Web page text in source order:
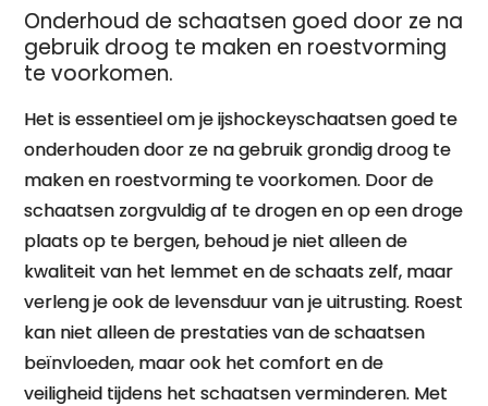
Onderhoud de schaatsen goed door ze na
gebruik droog te maken en roestvorming
te voorkomen.
Het is essentieel om je ijshockeyschaatsen goed te
onderhouden door ze na gebruik grondig droog te
maken en roestvorming te voorkomen. Door de
schaatsen zorgvuldig af te drogen en op een droge
plaats op te bergen, behoud je niet alleen de
kwaliteit van het lemmet en de schaats zelf, maar
verleng je ook de levensduur van je uitrusting. Roest
kan niet alleen de prestaties van de schaatsen
beïnvloeden, maar ook het comfort en de
veiligheid tijdens het schaatsen verminderen. Met